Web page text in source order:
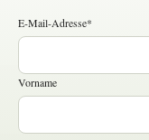
E-Mail-Adresse*
Vorname